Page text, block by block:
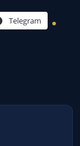
Telegram